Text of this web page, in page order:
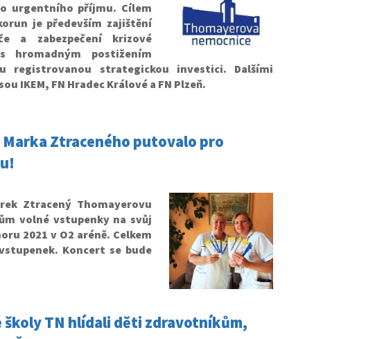
urgentního příjmu. Cílem
je především zajištění
a zabezpečení krizové
hromadným postižením
strategickou investici. Dalšími
FN Hradec Králové a FN Plzeň.
Ztraceného putovalo pro
Ztracený Thomayerovu
volné vstupenky na svůj
2021 v O2 aréně. Celkem
Koncert se bude
TN hlídali děti zdravotníkům,